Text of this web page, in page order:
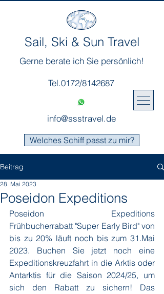
Sail, Ski & Sun Travel
Gerne berate ich Sie persönlich!
Tel.0172/8142687
info@ssstravel.de
Welches Schiff passt zu mir?
Beitrag
Poseidon Expeditions
28. Mai 2023
Poseidon Expeditions
Frühbucherrabatt "Super Early Bird" von
bis zu 20% läuft noch bis zum 31.Mai
2023. Buchen Sie jetzt noch eine
Expeditionskreuzfahrt in die Arktis oder
Antarktis für die Saison 2024/25, um
sich den Rabatt zu sichern! Das